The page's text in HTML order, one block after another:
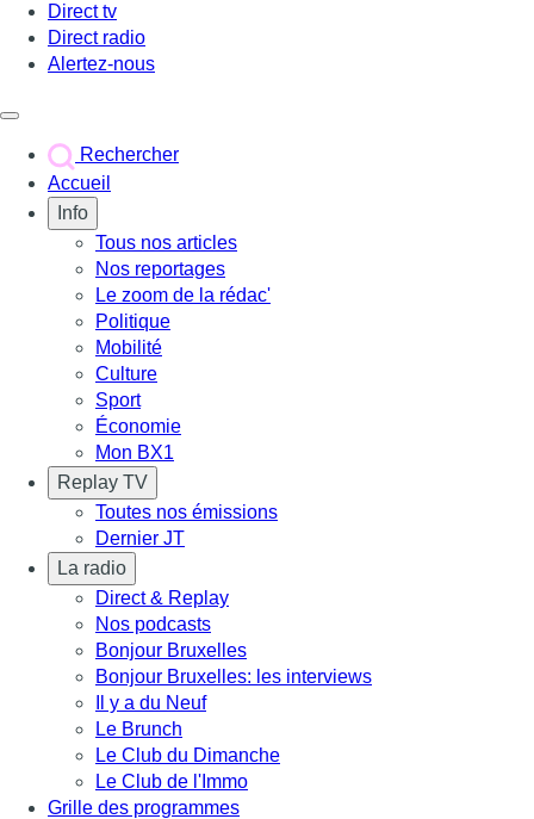
Direct tv
Direct radio
Alertez-nous
Rechercher
Accueil
Info
Tous nos articles
Nos reportages
Le zoom de la rédac'
Politique
Mobilité
Culture
Sport
Économie
Mon BX1
Replay TV
Toutes nos émissions
Dernier JT
La radio
Direct & Replay
Nos podcasts
Bonjour Bruxelles
Bonjour Bruxelles: les interviews
Il y a du Neuf
Le Brunch
Le Club du Dimanche
Le Club de l'Immo
Grille des programmes